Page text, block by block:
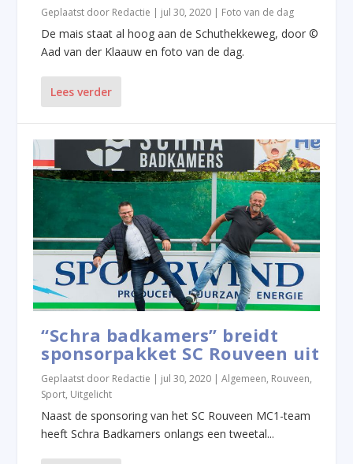
Geplaatst door Redactie | jul 30, 2020 | Foto van de dag
De mais staat al hoog aan de Schuthekkeweg, door ©
Aad van der Klaauw en foto van de dag.
Lees verder
“Schra badkamers” breidt
sponsorpakket SC Rouveen uit
Geplaatst door Redactie | jul 30, 2020 |Algemeen, Rouveen,
Sport, Uitgelicht
Naast de sponsoring van het SC Rouveen MC1-team
heeft Schra Badkamers onlangs een tweetal...